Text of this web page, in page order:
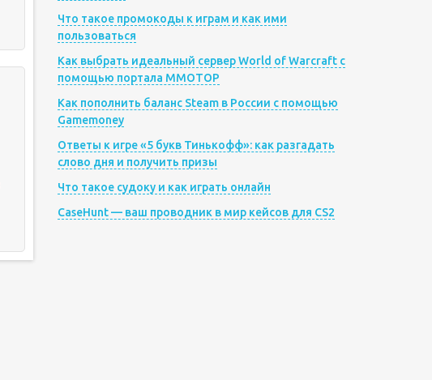
Что такое промокоды к играм и как ими
пользоваться
Как выбрать идеальный сервер World of Warcraft с
помощью портала MMOTOP
Как пополнить баланс Steam в России с помощью
Gamemoney
Ответы к игре «5 букв Тинькофф»: как разгадать
слово дня и получить призы
Что такое судоку и как играть онлайн
CaseHunt — ваш проводник в мир кейсов для CS2